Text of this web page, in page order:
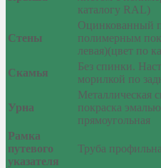
каталогу RAL)
Стены
Оцинкованный
полимерным
левая)(цвет по
Скамья
Без спинки.
морилкой по
Урна
Металлическая
покраска
прямоугольная
Рамка
путевого
указателя
Труба